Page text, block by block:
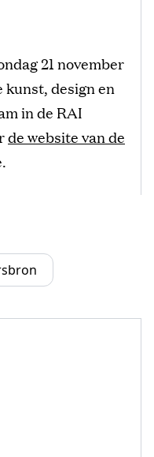
21 november
kunst, design en
in de RAI
de website van de